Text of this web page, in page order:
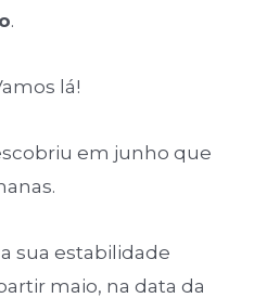
.
lá!
em junho que
sua estabilidade
maio, na data da